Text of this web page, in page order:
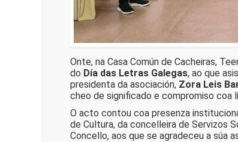
Onte, na Casa Común de Cacheiras,
do Día das Letras Galegas, ao que
presidenta da asociación, Zora Leis
cheo de significado e compromiso coa
O acto contou coa presenza
de Cultura, da concelleira de Servizos
Concello, aos que se agradeceu a súa